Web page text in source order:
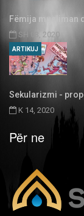
Fëmija musliman
SH 03, 2020
Sekularizmi -
K 14, 2020
ARTIKUJ
Për ne